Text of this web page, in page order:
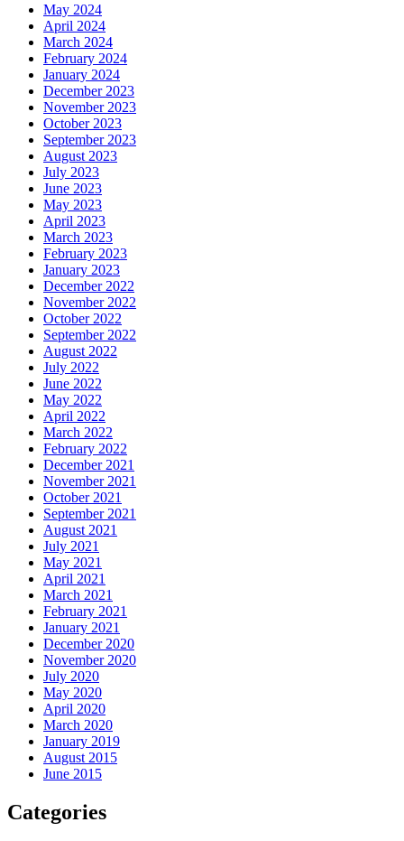
May 2024
April 2024
March 2024
February 2024
January 2024
December 2023
November 2023
October 2023
September 2023
August 2023
July 2023
June 2023
May 2023
April 2023
March 2023
February 2023
January 2023
December 2022
November 2022
October 2022
September 2022
August 2022
July 2022
June 2022
May 2022
April 2022
March 2022
February 2022
December 2021
November 2021
October 2021
September 2021
August 2021
July 2021
May 2021
April 2021
March 2021
February 2021
January 2021
December 2020
November 2020
July 2020
May 2020
April 2020
March 2020
January 2019
August 2015
June 2015
Categories